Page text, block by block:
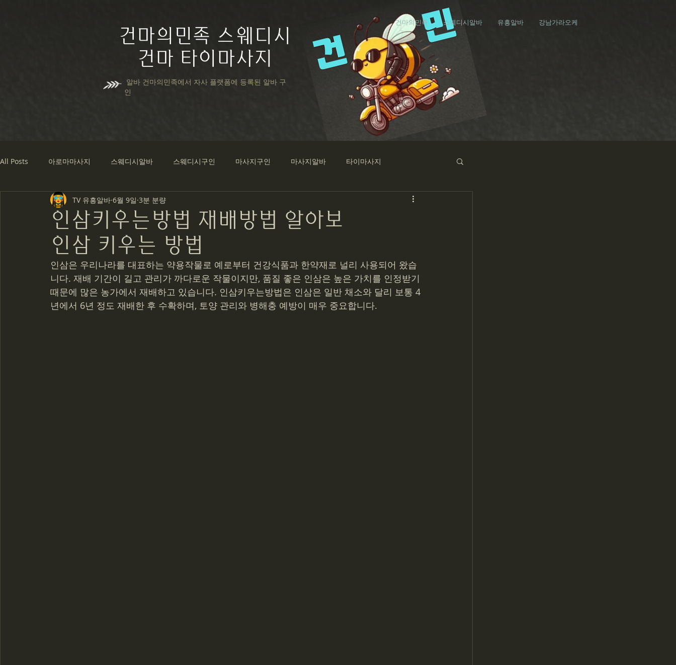
건마의민족 스웨디시
건마 타이마사지
알바 건마의민족에서 자사 플랫폼에 등록된 알바 구
인
건마의민족 스웨디시알바 유흥알바 강남가라오케
All Posts 아로마마사지 스웨디시알바 스웨디시구인 마사지구인 마사지알바 타이마사지
타이마사지알바 타이마사지구인 마사지 강남마사지
강남마사지알바 에너지밸런스 스웨디시
사회초년생 서울마사지 대학생알바 직장인알바 직장인부업 방학알바 스웨디시 알바
인삼키우는방법 재배방법 알아보
TV 유흥알바 6월 9일 3분 분량
인삼 키우는 방법
인삼은 우리나라를 대표하는 약용작물로 예로부터 건강식품과 한약재로 널리 사용되어 왔습
니다. 재배 기간이 길고 관리가 까다로운 작물이지만, 품질 좋은 인삼은 높은 가치를 인정받기
때문에 많은 농가에서 재배하고 있습니다. 인삼키우는방법은 인삼은 일반 채소와 달리 보통 4
년에서 6년 정도 재배한 후 수확하며, 토양 관리와 병해충 예방이 매우 중요합니다.